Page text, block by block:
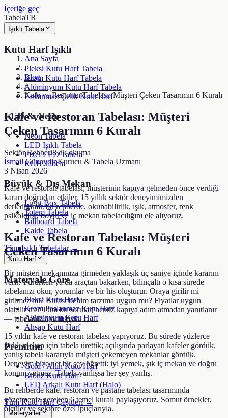
İçeriğe geç
TabelaTR
Işıklı Tabela
Kutu Harf Işıklı
Pleksi Kutu Harf Tabela
Krom Kutu Harf Tabela
Alüminyum Kutu Harf Tabela
Paslanmaz Çelik Kutu Harf
LED & Neon
Neon Tabela
LED Işıklı Tabela
Pixel LED Tabela
RGB Tabela
Büyük & Dış Mekan
Light Box Tabela
Totem Tabela
Billboard Tabela
Kaide Tabela
Tüm Işıklı Tabelalar →
Kutu Harf
Materyale Göre
Pleksi Kutu Harf
Krom Paslanmaz Kutu Harf
Alüminyum Kutu Harf
Ahşap Kutu Harf
Premium
Gold / Altın Kutu Harf
Bronz Kutu Harf
LED Arkalı Kutu Harf (Halo)
Tüm Kutu Harf Çeşitleri →
Materyaller
Ana Sayfa
/
Blog
/
Kafe ve Restoran Tabelası: Müşteri Çeken Tasarımın 6 Kuralı
Kafe ve Restoran Tabelası: Müşteri
Çeken Tasarımın 6 Kuralı
Sektör Rehberi8dk okuma
İsmail GünaydinKurucu & Tabela Uzmanı
3 Nisan 2026
Kafe ve restoran tabelası, müşterinin kapıya gelmeden önce verdiği
kararı doğrudan etkiler. 15 yıllık sektör deneyimimizden
derlediğimiz bu rehberde, okunabilirlik, ışık, atmosfer, renk
psikolojisi, boyut ve iç mekan tabelacılığını ele alıyoruz.
Kafe ve Restoran Tabelası: Müşteri
Çeken Tasarımın 6 Kuralı
Bir müşteri mekanınıza girmeden yaklaşık üç saniye içinde kararını
verir. Yürürken ya da araçtan bakarken, bilinçaltı o kısa sürede
tabelanızı okur, yorumlar ve bir his oluşturur. Oraya girilir mi
girilmez mi? Burası benim tarzıma uygun mu? Fiyatlar uygun
olabilir mi? Tüm bu sorular, henüz kapıya adım atmadan yanıtlanır
— tabelanız aracılığıyla.
15 yıldır kafe ve restoran tabelası yapıyoruz. Bu sürede yüzlerce
farklı mekan için tabela ürettik; açılışında parlayan kafeler gördük,
yanlış tabela kararıyla müşteri çekemeyen mekanlar gördük.
Deneyim bize net bir şey öğretti: iyi yemek, şık iç mekan ve doğru
konum yetmez. Tabela yanlışsa her şey yanlış.
Bu rehberde kafe, restoran ve pastane tabelası tasarımında
gözetmeniz gereken 6 temel kuralı paylaşıyoruz. Somut örnekler,
ölçüler ve sektöre özel ipuçlarıyla.